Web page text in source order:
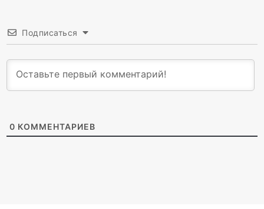
Подписаться
0 КОММЕНТАРИЕВ